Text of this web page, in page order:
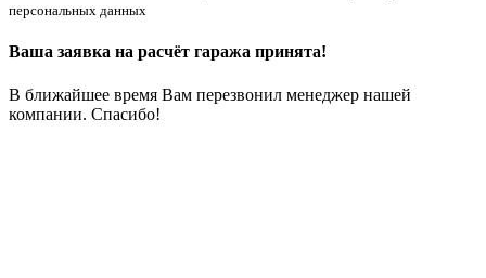
персональных данных
Ваша заявка на расчёт гаража принята!
В ближайшее время Вам перезвонил менеджер нашей
компании. Спасибо!